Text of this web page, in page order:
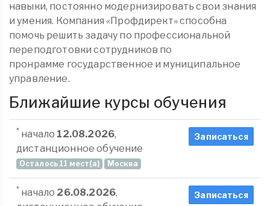
навыки, постоянно модернизировать свои знания
и умения. Компания «Профдирект» способна
помочь решить задачу по профессиональной
переподготовки сотрудников по
пронрамме государственное и муниципальное
управление.
Ближайшие курсы обучения
* начало 12.08.2026,
дистанционное обучение
Осталось 11 мест(а) Москва
Записаться
* начало 26.08.2026,
Записаться